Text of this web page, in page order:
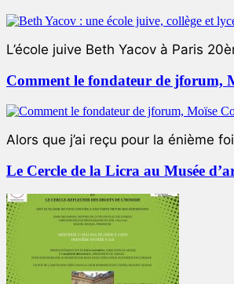
L’école juive Beth Yacov à Paris
Comment le fondateur de jforum,
Alors que j’ai reçu pour la énième
Le Cercle de la Licra au Musée